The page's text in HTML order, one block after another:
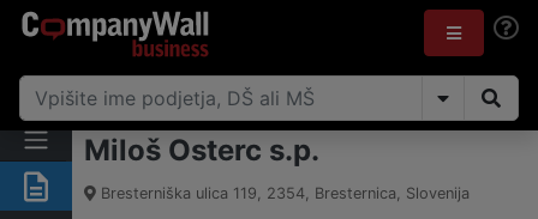
Povzetek
Miloš Osterc s.p.
Bresterniška ulica 119, 2354, Bresternica, Slovenija